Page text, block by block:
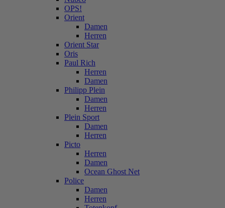
OPS!
Orient
Damen
Herren
Orient Star
Oris
Paul Rich
Herren
Damen
Philipp Plein
Damen
Herren
Plein Sport
Damen
Herren
Picto
Herren
Damen
Ocean Ghost Net
Police
Damen
Herren